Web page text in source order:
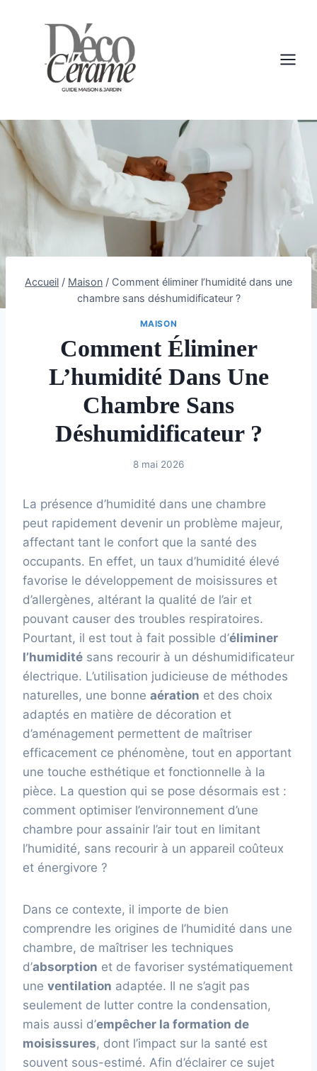
Accueil / Maison / Comment éliminer l’humidité dans une
chambre sans déshumidificateur ?
MAISON
Comment Éliminer
L’humidité Dans Une
Chambre Sans
Déshumidificateur ?
8 mai 2026
La présence d’humidité dans une chambre
peut rapidement devenir un problème majeur,
affectant tant le confort que la santé des
occupants. En effet, un taux d’humidité élevé
favorise le développement de moisissures et
d’allergènes, altérant la qualité de l’air et
pouvant causer des troubles respiratoires.
Pourtant, il est tout à fait possible d’éliminer
l’humidité sans recourir à un déshumidificateur
électrique. L’utilisation judicieuse de méthodes
naturelles, une bonne aération et des choix
adaptés en matière de décoration et
d’aménagement permettent de maîtriser
efficacement ce phénomène, tout en apportant
une touche esthétique et fonctionnelle à la
pièce. La question qui se pose désormais est :
comment optimiser l’environnement d’une
chambre pour assainir l’air tout en limitant
l’humidité, sans recourir à un appareil coûteux
et énergivore ?
Dans ce contexte, il importe de bien
comprendre les origines de l’humidité dans une
chambre, de maîtriser les techniques
d’absorption et de favoriser systématiquement
une ventilation adaptée. Il ne s’agit pas
seulement de lutter contre la condensation,
mais aussi d’empêcher la formation de
moisissures, dont l’impact sur la santé est
souvent sous-estimé. Afin d’éclairer ce sujet